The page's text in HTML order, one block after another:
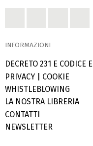
INFORMAZIONI
DECRETO 231 E CODICE
PRIVACY
COOKIE
WHISTLEBLOWING
LA NOSTRA LIBRERIA
CONTATTI
NEWSLETTER